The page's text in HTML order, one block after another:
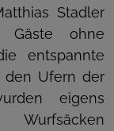
Stadler
Gäste ohne
entspannte
den Ufern der
eigens